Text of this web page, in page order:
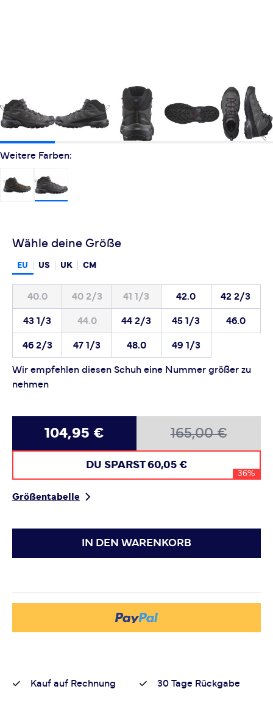
Weitere Farben:
Wähle deine Größe
EU US UK CM
40.0 40 2/3 41 1/3 42.0 42 2/3
43 1/3 44.0 44 2/3 45 1/3 46.0
46 2/3 47 1/3 48.0 49 1/3
Wir empfehlen diesen Schuh eine Nummer größer zu
nehmen
104,95 € 165,00 €
DU SPARST 60,05 €
36%
Größentabelle
IN DEN WARENKORB
Kauf auf Rechnung 30 Tage Rückgabe